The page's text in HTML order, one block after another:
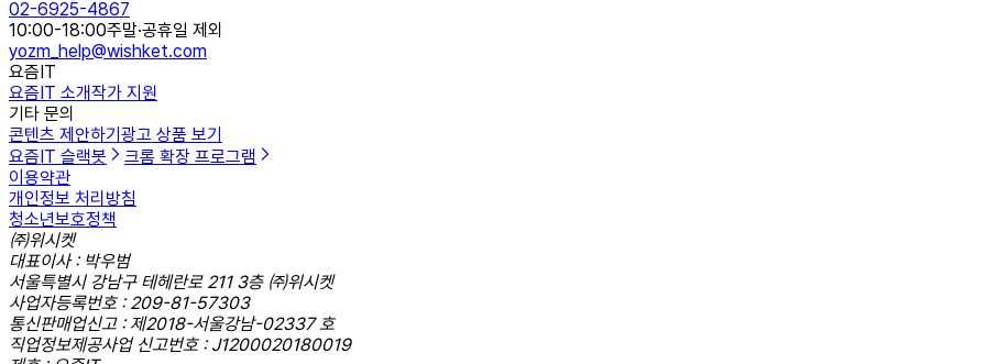
02-6925-4867
10:00-18:00주말·공휴일 제외
yozm_help@wishket.com
요즘IT
요즘IT 소개작가 지원
기타 문의
콘텐츠 제안하기 광고 상품 보기
요즘IT 슬랙봇
크롬 확장 프로그램
이용약관
개인정보 처리방침
청소년보호정책
㈜위시켓
대표이사 : 박우범
서울특별시 강남구 테헤란로 211 3층 ㈜위시켓
사업자등록번호 : 209-81-57303
통신판매업신고 : 제2018-서울강남-02337 호
직업정보제공사업 신고번호 : J1200020180019